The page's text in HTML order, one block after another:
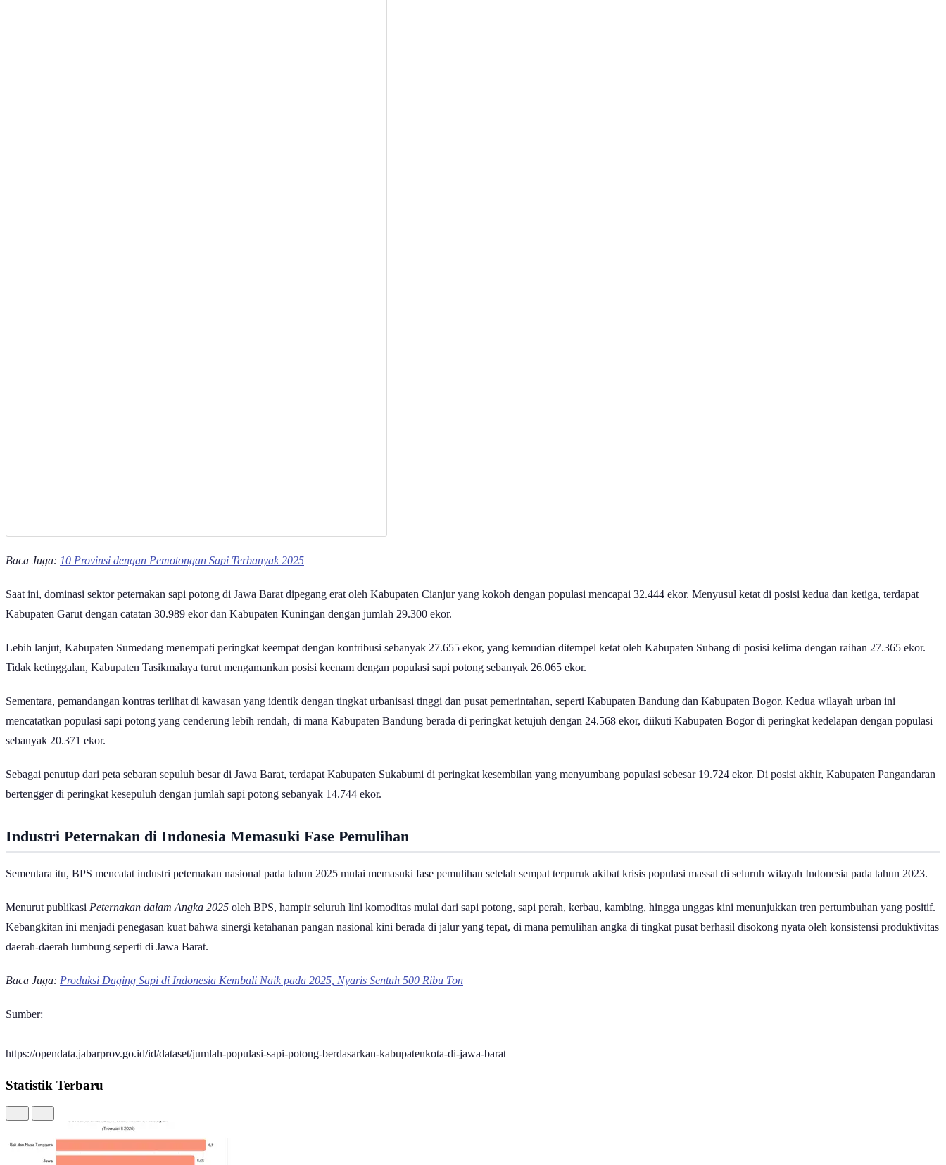
Baca Juga: 10 Provinsi dengan Pemotongan Sapi Terbanyak 2025
Saat ini, dominasi sektor peternakan sapi potong di Jawa Barat dipegang erat oleh Kabupaten Cianjur yang kokoh dengan populasi mencapai 32.444 ekor. Menyusul ketat di posisi kedua dan ketiga, terdapat
Kabupaten Garut dengan catatan 30.989 ekor dan Kabupaten Kuningan dengan jumlah 29.300 ekor.
Lebih lanjut, Kabupaten Sumedang menempati peringkat keempat dengan kontribusi sebanyak 27.655 ekor, yang kemudian ditempel ketat oleh Kabupaten Subang di posisi kelima dengan raihan 27.365 ekor.
Tidak ketinggalan, Kabupaten Tasikmalaya turut mengamankan posisi keenam dengan populasi sapi potong sebanyak 26.065 ekor.
Sementara, pemandangan kontras terlihat di kawasan yang identik dengan tingkat urbanisasi tinggi dan pusat pemerintahan, seperti Kabupaten Bandung dan Kabupaten Bogor. Kedua wilayah urban ini
mencatatkan populasi sapi potong yang cenderung lebih rendah, di mana Kabupaten Bandung berada di peringkat ketujuh dengan 24.568 ekor, diikuti Kabupaten Bogor di peringkat kedelapan dengan populasi
sebanyak 20.371 ekor.
Sebagai penutup dari peta sebaran sepuluh besar di Jawa Barat, terdapat Kabupaten Sukabumi di peringkat kesembilan yang menyumbang populasi sebesar 19.724 ekor. Di posisi akhir, Kabupaten Pangandaran
bertengger di peringkat kesepuluh dengan jumlah sapi potong sebanyak 14.744 ekor.
Industri Peternakan di Indonesia Memasuki Fase Pemulihan
Sementara itu, BPS mencatat industri peternakan nasional pada tahun 2025 mulai memasuki fase pemulihan setelah sempat terpuruk akibat krisis populasi massal di seluruh wilayah Indonesia pada tahun 2023.
Menurut publikasi Peternakan dalam Angka 2025 oleh BPS, hampir seluruh lini komoditas mulai dari sapi potong, sapi perah, kerbau, kambing, hingga unggas kini menunjukkan tren pertumbuhan yang positif.
Kebangkitan ini menjadi penegasan kuat bahwa sinergi ketahanan pangan nasional kini berada di jalur yang tepat, di mana pemulihan angka di tingkat pusat berhasil disokong nyata oleh konsistensi produktivitas
daerah-daerah lumbung seperti di Jawa Barat.
Baca Juga: Produksi Daging Sapi di Indonesia Kembali Naik pada 2025, Nyaris Sentuh 500 Ribu Ton
Sumber:
https://opendata.jabarprov.go.id/id/dataset/jumlah-populasi-sapi-potong-berdasarkan-kabupatenkota-di-jawa-barat
Statistik Terbaru